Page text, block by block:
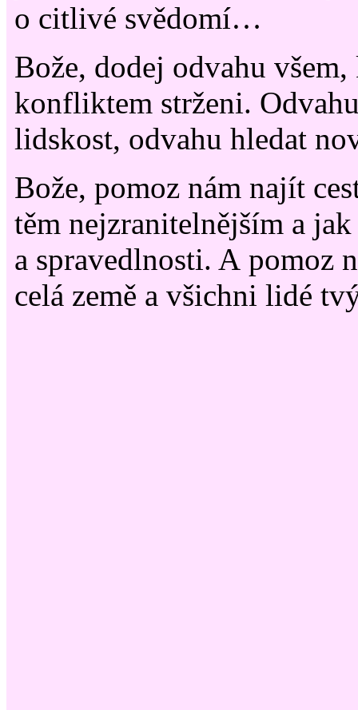
o citlivé svědomí…
Bože, dodej odvahu
konfliktem strženi.
lidskost, odvahu hledat
Bože, pomoz nám najít
těm nejzranitelnějším a
a spravedlnosti. A pomoz
celá země a všichni lidé